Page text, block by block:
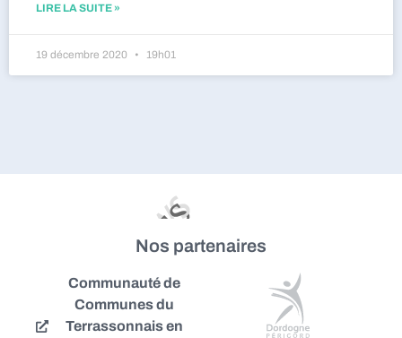
LIRE LA SUITE »
19 décembre 2020 19h01
Nos partenaires
Communauté de
Communes du
Terrassonnais en